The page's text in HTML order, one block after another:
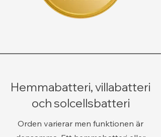
Hemmabatteri, villabatteri
och solcellsbatteri
Orden varierar men funktionen är